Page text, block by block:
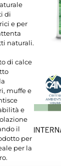
di
e per
naturali.
di calce
muffe e
e
il
per
per la